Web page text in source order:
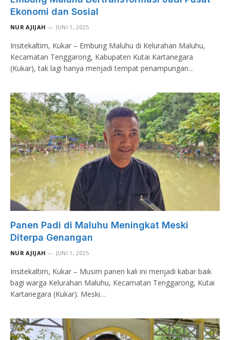
Ekonomi dan Sosial
NUR AJIJAH JUNI 1, 2025
Insitekaltim, Kukar – Embung Maluhu di Kelurahan Maluhu,
Kecamatan Tenggarong, Kabupaten Kutai Kartanegara
(Kukar), tak lagi hanya menjadi tempat penampungan…
Panen Padi di Maluhu Meningkat Meski
Diterpa Genangan
NUR AJIJAH JUNI 1, 2025
Insitekaltim, Kukar – Musim panen kali ini menjadi kabar baik
bagi warga Kelurahan Maluhu, Kecamatan Tenggarong, Kutai
Kartanegara (Kukar). Meski…